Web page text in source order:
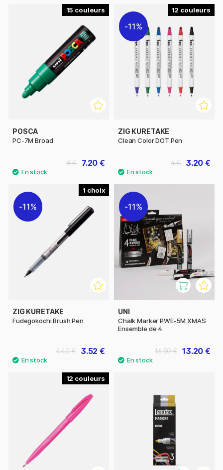
15
POSCA
PC-7M Broad
7.20 €
8 €
12
11%
ZIG KURETAKE
Clean Color DOT Pen
3.20 €
4 €
1
11%
ZIG KURETAKE
Fudegokochi Brush Pen
3.52 €
4.40 €
11%
UNI
Chalk Marker PWE-5M XMAS
Ensemble de 4
13.20 €
16.50 €
12